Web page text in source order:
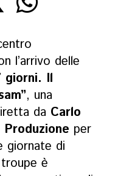
l’arrivo delle
giorni. Il
, una
da Carlo
Produzione per
giornate di
è